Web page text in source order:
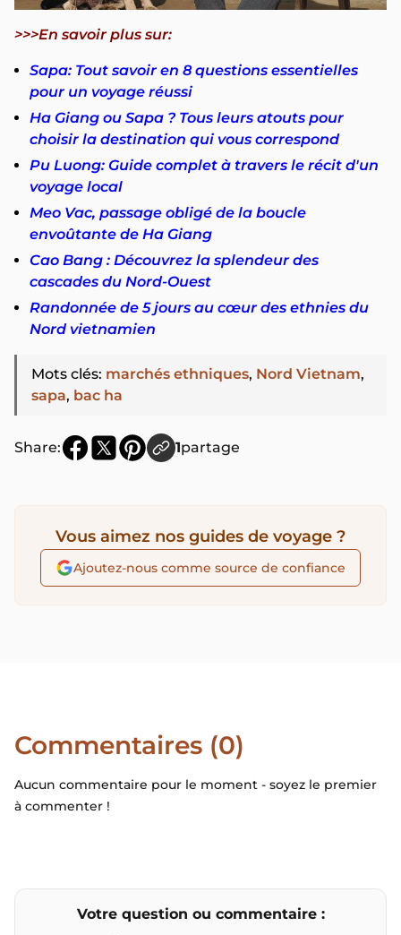
>>>En savoir plus sur:
Sapa: Tout savoir en 8 questions essentielles
pour un voyage réussi
Ha Giang ou Sapa ? Tous leurs atouts pour
choisir la destination qui vous correspond
Pu Luong: Guide complet à travers le récit d'un
voyage local
Meo Vac, passage obligé de la boucle
envoûtante de Ha Giang
Cao Bang : Découvrez la splendeur des
cascades du Nord-Ouest
Randonnée de 5 jours au cœur des ethnies du
Nord vietnamien
Mots clés: marchés ethniques, Nord Vietnam,
sapa, bac ha
Share: 1partage
Vous aimez nos guides de voyage ?
Ajoutez-nous comme source de confiance
Commentaires (0)
Aucun commentaire pour le moment - soyez le premier
à commenter !
Votre question ou commentaire :